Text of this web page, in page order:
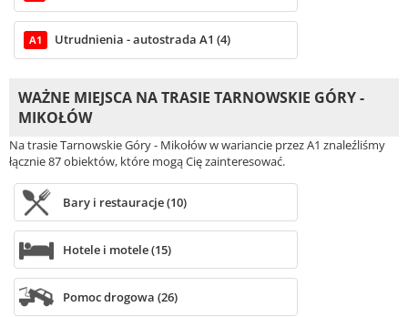
A1 Utrudnienia - autostrada A1 (4)
WAŻNE MIEJSCA NA TRASIE TARNOWSKIE GÓRY -
MIKOŁÓW
Na trasie Tarnowskie Góry - Mikołów w wariancie przez A1 znaleźliśmy
łącznie 87 obiektów, które mogą Cię zainteresować.
Bary i restauracje (10)
Hotele i motele (15)
Pomoc drogowa (26)